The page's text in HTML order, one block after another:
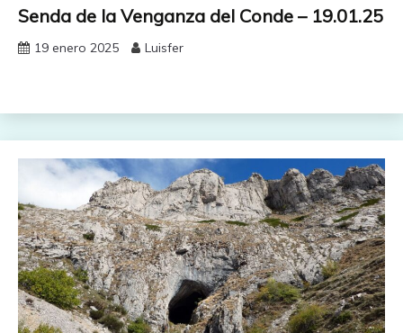
Senda de la Venganza del Conde – 19.01.25
19 enero 2025 Luisfer